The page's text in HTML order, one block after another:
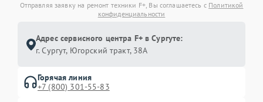
Отправляя заявку на ремонт техники F+, Вы соглашаетесь с Политикой
конфиденциальности
Адрес сервисного центра F+ в Сургуте:
г. Сургут, Югорский тракт, 38А
Горячая линия
+7 (800) 301-55-83